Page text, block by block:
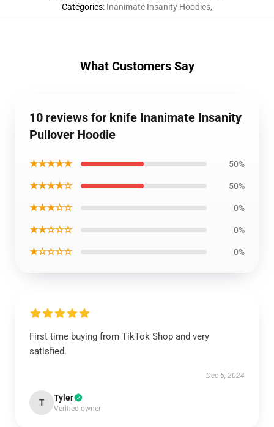
Catégories: Inanimate Insanity Hoodies,
What Customers Say
10 reviews for knife Inanimate Insanity
Pullover Hoodie
★★★★★ 50%
★★★★☆ 50%
★★★☆☆ 0%
★★☆☆☆ 0%
★☆☆☆☆ 0%
First time buying from TikTok Shop and very
satisfied.
Dec 5, 2024
T Tyler
Verified owner